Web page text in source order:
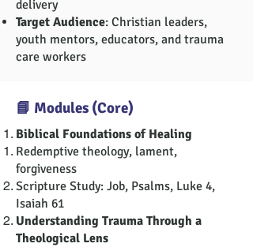
delivery
Target Audience: Christian leaders,
youth mentors, educators, and trauma
care workers
📘 Modules (Core)
Biblical Foundations of Healing
Redemptive theology, lament,
forgiveness
Scripture Study: Job, Psalms, Luke 4,
Isaiah 61
Understanding Trauma Through a
Theological Lens